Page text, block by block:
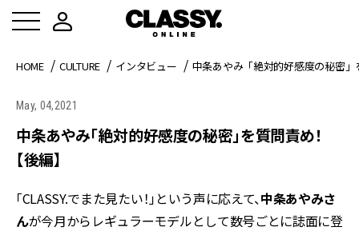
HOME CULTURE インタビュー 中条あやみ「絶対的好感度の秘密
May, 04,2021
中条あやみ「絶対的好感度の秘密」を質問責め！
【後編】
「CLASSY.でまた見たい！」という声に応えて、中条あやみさ
んが今月からレギュラーモデルとして数号ごとに誌面に登